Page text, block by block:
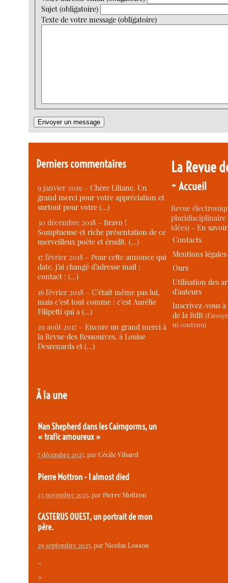
Sujet (obligatoire)
Texte de votre message (obligatoire)
Derniers commentaires
9 janvier 2019 –Chère Liliane, Un
grand merci pour votre appréciation et
surtout pour votre (…)
30 décembre 2018 –Bravo !
Somptueuse et riche présentation de ce
merveilleux poète et érudit. (…)
17 février 2018 –Pour cette annonce qui
date, j’ai changé d’adresse mail :
contact : (…)
16 février 2018 –C’était même pas lui,
mais c’est tout comme : c’est Aurélie
Filipetti qui a (…)
29 août 2017 –Encore un grand merci à
la Revue des Ressources, à Louise
Desrenards et (…)
À la une
Nan Shepherd dans les Cairngorms, un
« trafic amoureux »
7 décembre 2025, parCécile Vibarel
Pierre Mottron - I almost died
23 novembre 2025, parPierre Mottron
CASTERUS OUEST, un portrait de mon
père.
29 septembre 2025, parNicolas Losson
<
>
La Revue
-Accueil
Revue
idées) -En
Contacts
Mentions légales
Ours
Utilisation des
d’auteurs
Inscrivez-vous
de la RdR
ni contenu)